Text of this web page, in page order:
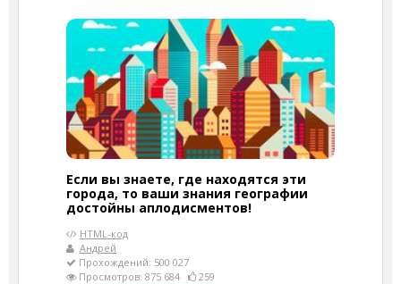
Если вы знаете, где находятся эти
города, то ваши знания географии
достойны аплодисментов!
HTML-код
Андрей
Прохождений: 500 027
Просмотров: 875 684
259